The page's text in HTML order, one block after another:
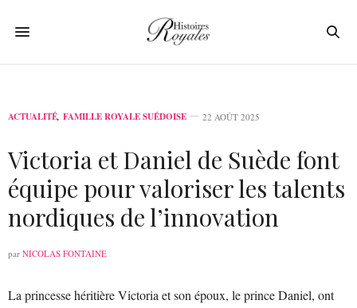
ACTUALITÉ, FAMILLE ROYALE SUÉDOISE 22 AOÛT 2025
Victoria et Daniel de Suède font
équipe pour valoriser les talents
nordiques de l’innovation
par NICOLAS FONTAINE
La princesse héritière Victoria et son époux, le prince Daniel, ont